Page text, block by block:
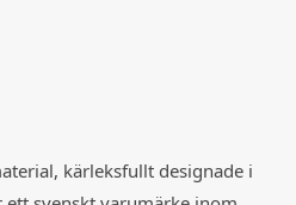
kärleksfullt designade i